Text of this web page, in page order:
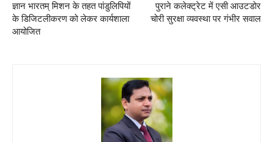
ज्ञान भारतम् मिशन के तहत पांडुलिपियों
के डिजिटलीकरण को लेकर कार्यशाला
आयोजित
पुराने कलेक्ट्रेट में एसी आउटडोर
चोरी सुरक्षा व्यवस्था पर गंभीर सवाल